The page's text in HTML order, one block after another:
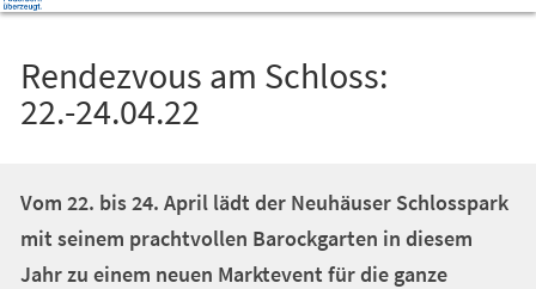
Rendezvous am Schloss:
22.-24.04.22
Vom 22. bis 24. April lädt der Neuhäuser Schlosspark
mit seinem prachtvollen Barockgarten in diesem
Jahr zu einem neuen Marktevent für die ganze